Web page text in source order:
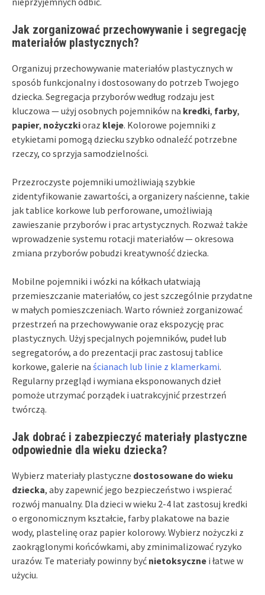
Jak zorganizować przechowywanie i segregację
materiałów plastycznych?
Organizuj przechowywanie materiałów plastycznych w
sposób funkcjonalny i dostosowany do potrzeb Twojego
dziecka. Segregacja przyborów według rodzaju jest
kluczowa — użyj osobnych pojemników na kredki, farby,
papier, nożyczkioraz kleje. Kolorowe pojemniki z
etykietami pomogą dziecku szybko odnaleźć potrzebne
rzeczy, co sprzyja samodzielności.
Przezroczyste pojemniki umożliwiają szybkie
zidentyfikowanie zawartości, a organizery naścienne, takie
jak tablice korkowe lub perforowane, umożliwiają
zawieszanie przyborów i prac artystycznych. Rozważ także
wprowadzenie systemu rotacji materiałów — okresowa
zmiana przyborów pobudzi kreatywność dziecka.
Mobilne pojemniki i wózki na kółkach ułatwiają
przemieszczanie materiałów, co jest szczególnie przydatne
w małych pomieszczeniach. Warto również zorganizować
przestrzeń na przechowywanie oraz ekspozycję prac
plastycznych. Użyj specjalnych pojemników, pudeł lub
segregatorów, a do prezentacji prac zastosuj tablice
korkowe, galerie na ścianach lub linie z klamerkami.
Regularny przegląd i wymiana eksponowanych dzieł
pomoże utrzymać porządek i uatrakcyjnić przestrzeń
twórczą.
Jak dobrać i zabezpieczyć materiały plastyczne
odpowiednie dla wieku dziecka?
Wybierz materiały plastyczne dostosowane do wieku
dziecka, aby zapewnić jego bezpieczeństwo i wspierać
rozwój manualny. Dla dzieci w wieku 2-4 lat zastosuj kredki
o ergonomicznym kształcie, farby plakatowe na bazie
wody, plastelinę oraz papier kolorowy. Wybierz nożyczki z
zaokrąglonymi końcówkami, aby zminimalizować ryzyko
urazów. Te materiały powinny być nietoksyczne i łatwe w
użyciu.